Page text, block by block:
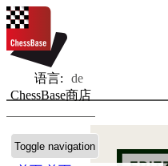
语言:
de
ChessBase商店
Toggle navigation